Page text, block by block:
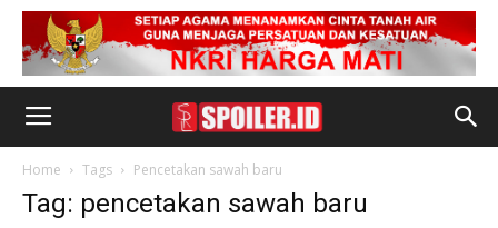
Home Tags Pencetakan sawah baru
Tag: pencetakan sawah baru